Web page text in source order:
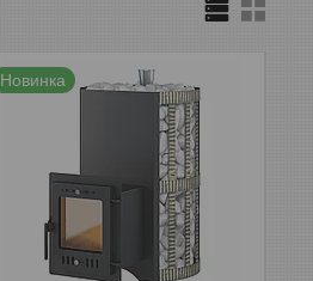
Новинка